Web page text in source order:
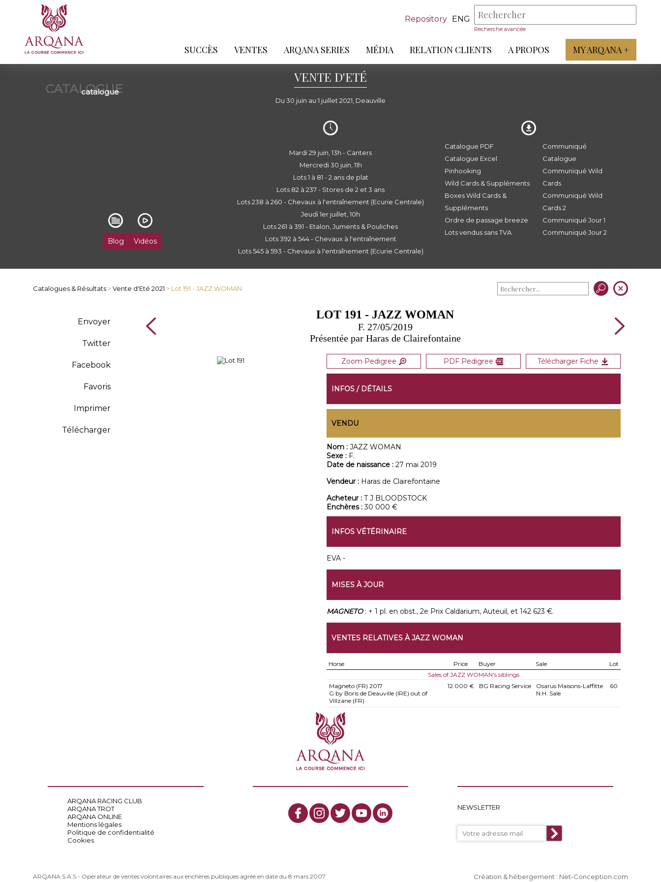
Repository ENG
Recherche avancée
SUCCÈS VENTES ARQANA SERIES MÉDIA RELATION CLIENTS A PROPOS MY ARQANA +
CATALOGUE
catalogue
VENTE D'ETÉ
Du 30 juin au 1 juillet 2021, Deauville
Blog Vidéos
Mardi 29 juin, 13h - Canters
Mercredi 30 juin, 11h
Lots 1 à 81 - 2 ans de plat
Lots 82 à 237 - Stores de 2 et 3 ans
Lots 238 à 260 - Chevaux à l'entraînement (Ecurie Centrale)
Jeudi 1er juillet, 10h
Lots 261 à 391 - Etalon, Juments & Pouliches
Lots 392 à 544 - Chevaux à l'entraînement
Lots 545 à 593 - Chevaux à l'entraînement (Ecurie Centrale)
Catalogue PDF
Catalogue Excel
Pinhooking
Wild Cards & Suppléments
Boxes Wild Cards &
Suppléments
Ordre de passage breeze
Lots vendus sans TVA
Communiqué
Catalogue
Communiqué Wild
Cards
Communiqué Wild
Cards 2
Communiqué Jour 1
Communiqué Jour 2
Catalogues & Résultats >Vente d'Eté 2021 > Lot 191 - JAZZ WOMAN
Envoyer
Twitter
Facebook
Favoris
Imprimer
Télécharger
LOT 191 - JAZZ WOMAN
F. 27/05/2019
Présentée par Haras de Clairefontaine
Zoom Pedigree PDF Pedigree Télécharger Fiche
INFOS / DÉTAILS
VENDU
Nom : JAZZ WOMAN
Sexe : F.
Date de naissance : 27 mai 2019
Vendeur : Haras de Clairefontaine
Acheteur : T J BLOODSTOCK
Enchères :30 000 €
INFOS VÉTÉRINAIRE
EVA -
MISES À JOUR
MAGNETO: + 1 pl. en obst., 2e Prix Caldarium, Auteuil, et 142 623 €.
VENTES RELATIVES À JAZZ WOMAN
Horse Price Buyer Sale
Lot
Sales of JAZZ WOMAN's siblings
Magneto (FR) 2017
G by Boris de Deauville (IRE) out of
Villzane (FR)
12.000 € BG Racing Service
Osarus Maisons-Laffitte
N.H. Sale
60
ARQANA RACING CLUB
ARQANA TROT
ARQANA ONLINE
Mentions légales
Politique de confidentialité
Cookies
NEWSLETTER
ARQANA S.A.S - Opérateur de ventes volontaires aux enchères publiques agréé en date du 8 mars 2007 Création & hébergement : Net-Conception.com